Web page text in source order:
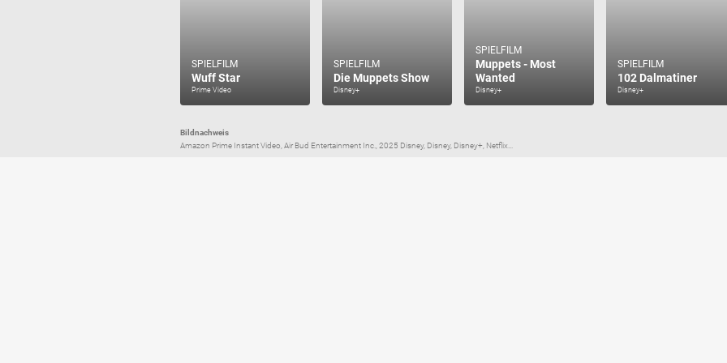
SPIELFILM
Wuff Star
Prime Video
SPIELFILM
Die Muppets Show
Disney+
SPIELFILM
Muppets - Most
Wanted
Disney+
SPIELFILM
102 Dalmatiner
Disney+
Bildnachweis
Amazon Prime Instant Video, Air Bud Entertainment Inc., 2025 Disney, Disney, Disney+, Netflix...